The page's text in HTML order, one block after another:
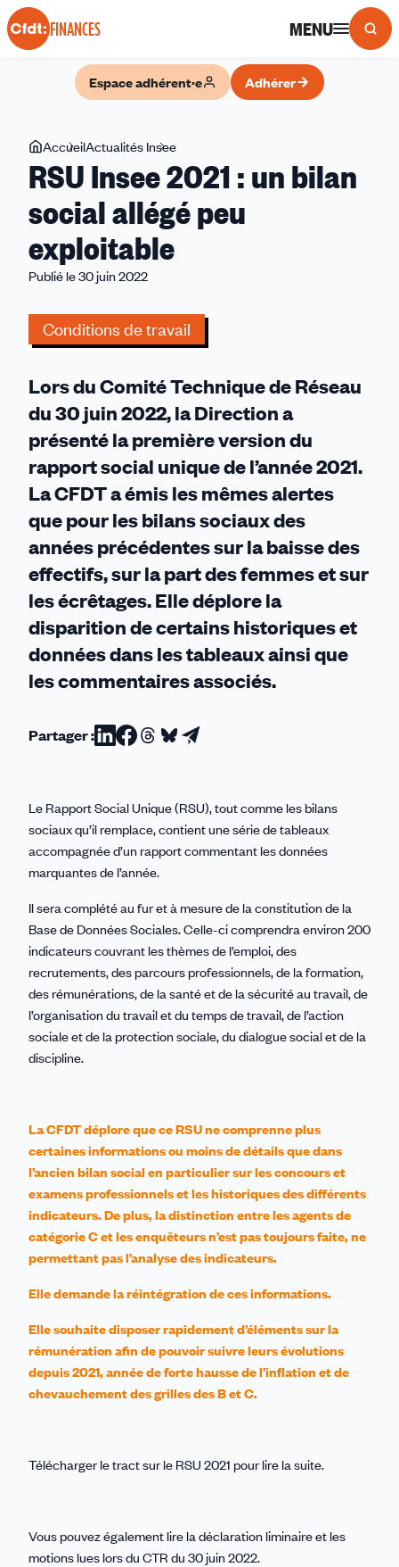
Panneau de gestion des cookies
FINANCES MENU
Espace adhérent·e Adhérer
Vous
êtes
ici
AccueilActualités Insee
Insee
2021
:
peu
exploitable
RSU Insee 2021 : un bilan
social allégé peu
exploitable
Publié le 30 juin 2022
Conditions de travail
Lors du Comité Technique de Réseau
du 30 juin 2022, la Direction a
présenté la première version du
rapport social unique de l’année 2021.
La CFDT a émis les mêmes alertes
que pour les bilans sociaux des
années précédentes sur la baisse des
effectifs, sur la part des femmes et sur
les écrêtages. Elle déplore la
disparition de certains historiques et
données dans les tableaux ainsi que
les commentaires associés.
Partager :Partager
Linkedin
Partager
Facebook
Partager
Threads
Partager
Bluesky
Partager
email
Le Rapport Social Unique (RSU), tout comme les bilans
sociaux qu’il remplace, contient une série de tableaux
accompagnée d’un rapport commentant les données
marquantes de l’année.
Il sera complété au fur et à mesure de la constitution de la
Base de Données Sociales. Celle-ci comprendra environ 200
indicateurs couvrant les thèmes de l’emploi, des
recrutements, des parcours professionnels, de la formation,
des rémunérations, de la santé et de la sécurité au travail, de
l’organisation du travail et du temps de travail, de l’action
sociale et de la protection sociale, du dialogue social et de la
discipline.
La CFDT déplore que ce RSU ne comprenne plus
certaines informations ou moins de détails que dans
l’ancien bilan social en particulier sur les concours et
examens professionnels et les historiques des différents
indicateurs. De plus, la distinction entre les agents de
catégorie C et les enquêteurs n’est pas toujours faite, ne
permettant pas l’analyse des indicateurs.
Elle demande la réintégration de ces informations.
Elle souhaite disposer rapidement d’éléments sur la
rémunération afin de pouvoir suivre leurs évolutions
depuis 2021, année de forte hausse de l’inflation et de
chevauchement des grilles des B et C.
Télécharger le tract sur le RSU 2021 pour lire la suite.
Vous pouvez également lire la déclaration liminaire et les
motions lues lors du CTR du 30 juin 2022.